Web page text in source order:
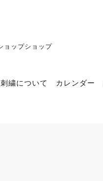
ョップショップ
繍について カレンダー